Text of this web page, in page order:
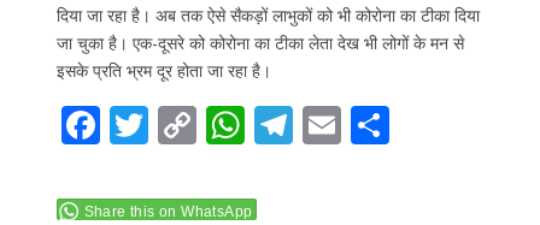
दिया जा रहा है। अब तक ऐसे सैकड़ों लाभुकों को भी कोरोना का टीका दिया
जा चुका है। एक-दूसरे को कोरोना का टीका लेता देख भी लोगों के मन से
इसके प्रति भ्रम दूर होता जा रहा है।
F
e
T
itt
C
p
W
at
T E S
Share this on WhatsApp